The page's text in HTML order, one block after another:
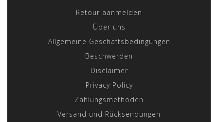
Retour aanmelden
Über uns
Allgemeine Geschäftsbedingungen
Beschwerden
Disclaimer
Privacy Policy
Zahlungsmethoden
Versand und Rücksendungen